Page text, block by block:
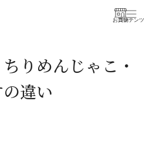
お買物
コンテンツ
りめんじゃこ・
違い